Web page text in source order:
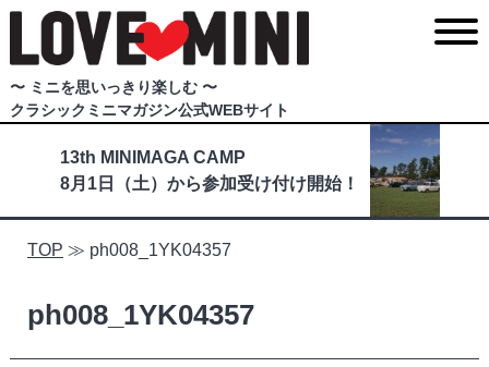
〜 ミニを思いっきり楽しむ 〜
クラシックミニマガジン公式WEBサイト
13th MINIMAGA CAMP
8月1日（土）から参加受け付け開始！
TOP ≫ ph008_1YK04357
ph008_1YK04357